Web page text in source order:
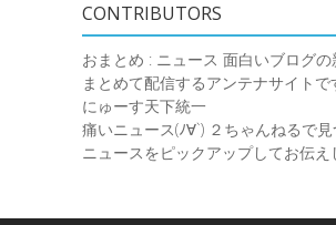
CONTRIBUTORS
おまとめ : ニュース 面白いブログの
まとめて配信するアンテナサイトで
にゅーす天下統一
痛いニュース(ﾉ∀`) ２ちゃんねるで
ニュースをピックアップしてお伝え